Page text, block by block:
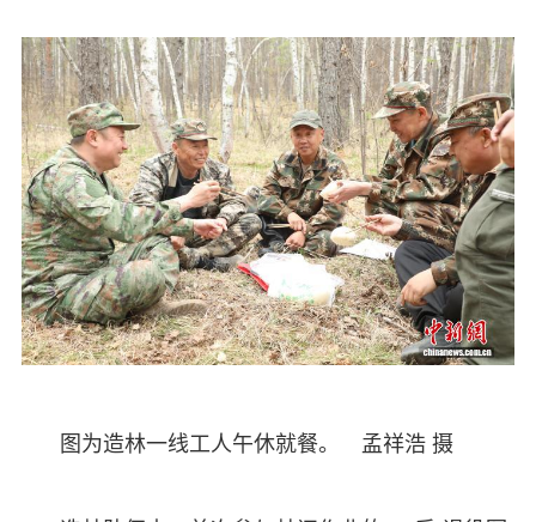
图为造林一线工人午休就餐。 孟祥浩 摄